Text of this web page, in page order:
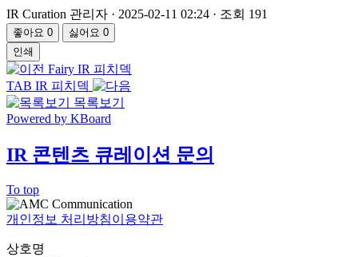
IR Curation 관리자 · 2025-02-11 02:24 · 조회 191
좋아요 0 싫어요 0
인쇄
Fairy IR 피치덱
TAB IR 피치덱
목록보기
Powered by KBoard
IR 콘텐츠 큐레이션 문의
To top
개인정보 처리방침이용약관
상호명